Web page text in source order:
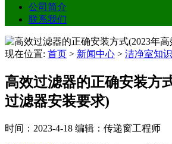
公司简介
联系我们
现在位置: 首页 > 新闻中心 > 洁净室知识
高效过滤器的正确安装方
过滤器安装要求)
时间：2023-4-18 编辑：传递窗工程师